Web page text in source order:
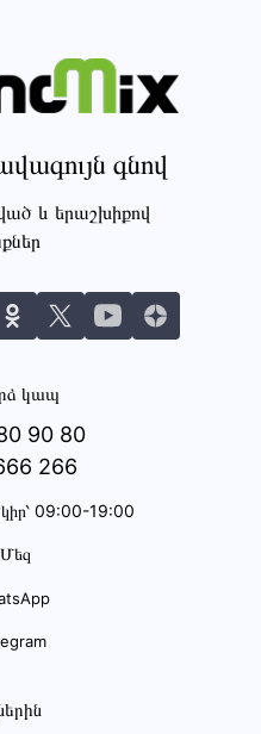
գնով
և երաշխիքով
կապ
90 80
266
09:00-19:00